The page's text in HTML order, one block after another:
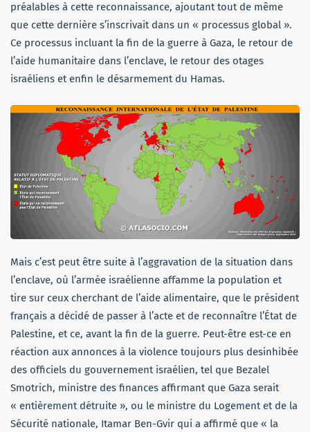
préalables à cette reconnaissance, ajoutant tout de même
que cette dernière s’inscrivait dans un « processus global ».
Ce processus incluant la fin de la guerre à Gaza, le retour de
l’aide humanitaire dans l’enclave, le retour des otages
israéliens et enfin le désarmement du Hamas.
Mais c’est peut être suite à l’aggravation de la situation dans
l’enclave, où l’armée israélienne affamme la population et
tire sur ceux cherchant de l’aide alimentaire, que le président
français a décidé de passer à l’acte et de reconnaître l’État de
Palestine, et ce, avant la fin de la guerre. Peut-être est-ce en
réaction aux annonces à la violence toujours plus desinhibée
des officiels du gouvernement israélien, tel que Bezalel
Smotrich, ministre des finances affirmant que Gaza serait
« entièrement détruite », ou le ministre du Logement et de la
Sécurité nationale, Itamar Ben-Gvir qui a affirmé que « la